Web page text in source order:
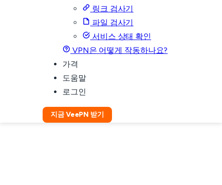
링크 검사기
파일 검사기
서비스 상태 확인
VPN은 어떻게 작동하나요?
가격
도움말
로그인
지금 VeePN 받기